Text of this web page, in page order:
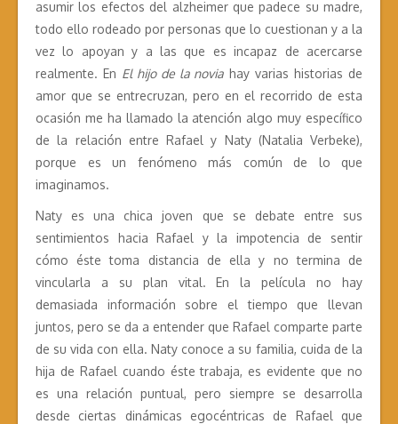
asumir los efectos del alzheimer que padece su madre,
todo ello rodeado por personas que lo cuestionan y a la
vez lo apoyan y a las que es incapaz de acercarse
realmente. En El hijo de la novia hay varias historias de
amor que se entrecruzan, pero en el recorrido de esta
ocasión me ha llamado la atención algo muy específico
de la relación entre Rafael y Naty (Natalia Verbeke),
porque es un fenómeno más común de lo que
imaginamos.
Naty es una chica joven que se debate entre sus
sentimientos hacia Rafael y la impotencia de sentir
cómo éste toma distancia de ella y no termina de
vincularla a su plan vital. En la película no hay
demasiada información sobre el tiempo que llevan
juntos, pero se da a entender que Rafael comparte parte
de su vida con ella. Naty conoce a su familia, cuida de la
hija de Rafael cuando éste trabaja, es evidente que no
es una relación puntual, pero siempre se desarrolla
desde ciertas dinámicas egocéntricas de Rafael que